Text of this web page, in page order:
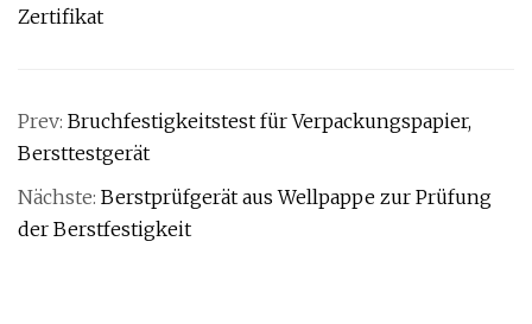
Zertifikat
Prev: Bruchfestigkeitstest für Verpackungspapier,
Bersttestgerät
Nächste: Berstprüfgerät aus Wellpappe zur Prüfung
der Berstfestigkeit